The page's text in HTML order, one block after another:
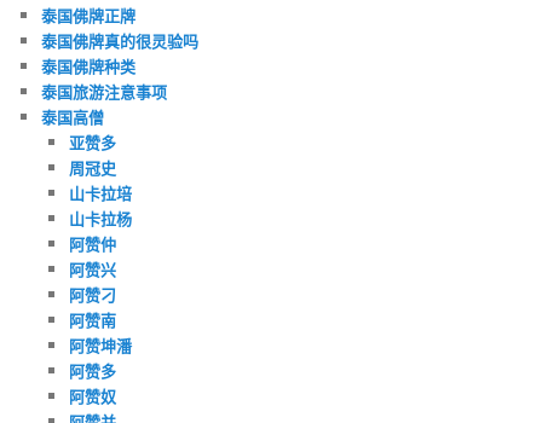
泰国佛牌正牌
泰国佛牌真的很灵验吗
泰国佛牌种类
泰国旅游注意事项
泰国高僧
亚赞多
周冠史
山卡拉培
山卡拉杨
阿赞仲
阿赞兴
阿赞刁
阿赞南
阿赞坤潘
阿赞多
阿赞奴